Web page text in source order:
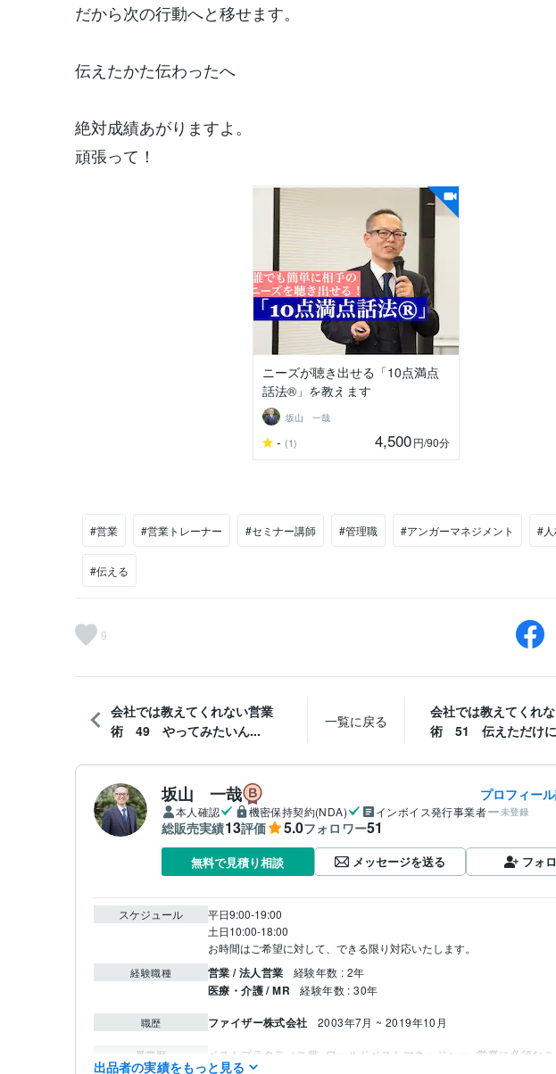
だから次の行動へと移せます。
伝えたかた伝わったへ
絶対成績あがりますよ。
頑張って！
ニーズが聴き出せる「10点満点
話法®︎」を教えます
坂山 一哉
- (1) 4,500円/90分
#営業 #営業トレーナー #セミナー講師 #管理職 #アンガーマネジメント #
#伝える
9
会社では教えてくれない営業
術 49 やってみたいん...
一覧に戻る
会社では教えてくれ
術 51 伝えただけ
坂山 一哉 プロフィー
本人確認 機密保持契約(NDA) インボイス発行事業者 未登録
総販売実績13評価 5.0フォロワー51
無料で見積り相談 メッセージを送る フォ
スケジュール
平日9:00-19:00
土日10:00-18:00
お時間はご希望に対して、できる限り対応いたします。
経験職種 営業 / 法人営業 経験年数 : 2年
医療・介護 / MR 経験年数 : 30年
職歴 ファイザー株式会社 2003年7月 ~ 2019年10月
受賞歴 ベストプラクティス賞 ワールドベストマネージャー
営業に必須な
出品者の実績をもっと見る